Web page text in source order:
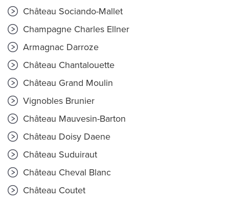
Château Sociando-Mallet
Champagne Charles Ellner
Armagnac Darroze
Château Chantalouette
Château Grand Moulin
Vignobles Brunier
Château Mauvesin-Barton
Château Doisy Daene
Château Suduiraut
Château Cheval Blanc
Château Coutet